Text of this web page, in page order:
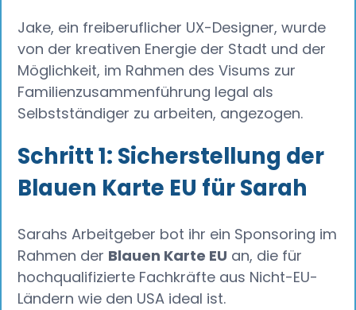
Jake, ein freiberuflicher UX-Designer, wurde
von der kreativen Energie der Stadt und der
Möglichkeit, im Rahmen des Visums zur
Familienzusammenführung legal als
Selbstständiger zu arbeiten, angezogen.
Schritt 1: Sicherstellung der
Blauen Karte EU für Sarah
Sarahs Arbeitgeber bot ihr ein Sponsoring im
Rahmen der Blauen Karte EU an, die für
hochqualifizierte Fachkräfte aus Nicht-EU-
Ländern wie den USA ideal ist.